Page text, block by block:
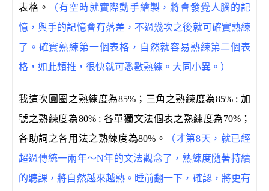
表格。
（有空時就實際動手繪製，將會發覺人腦的記
憶，與手的記憶會有落差，不過幾次之後就可確實熟練
了。確實熟練第一個表格，自然就容易熟練第二個表
格，如此類推，很快就可悉數熟練。大同小異。）
我這次圓圈之熟練度為85% ；三角之熟練度為85% ; 加
號之熟練度為80% ; 各單獨文法個表之熟練度為70% ；
各助詞之各用法之熟練度為80% 。
（才第8天，就已經
超過傳統一兩年～N年的文法觀念了，熟練度隨著持續
的聽課，將自然越來越熟。睡前翻一下，確認，將更有